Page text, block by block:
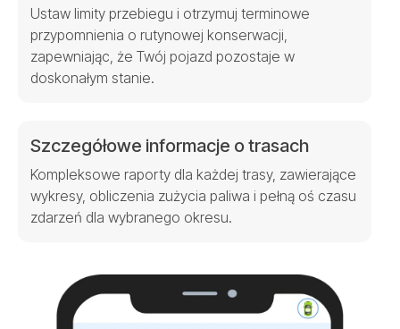
Ustaw limity przebiegu i otrzymuj terminowe
przypomnienia o rutynowej konserwacji,
zapewniając, że Twój pojazd pozostaje w
doskonałym stanie.
Szczegółowe informacje o trasach
Kompleksowe raporty dla każdej trasy, zawierające
wykresy, obliczenia zużycia paliwa i pełną oś czasu
zdarzeń dla wybranego okresu.